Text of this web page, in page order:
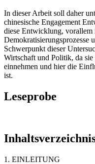
In dieser Arbeit soll daher
chinesische Engagement
diese Entwicklung,
Demokratisierungsprozesse
Schwerpunkt dieser
Wirtschaft und Politik, da
einnehmen und hier die
ist.
Leseprobe
1. EINLEITUNG